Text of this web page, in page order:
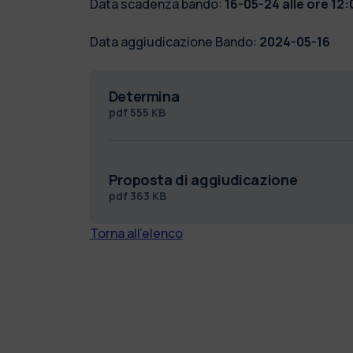
Data scadenza bando: 16-05-24 alle ore
Data aggiudicazione Bando: 2024-05-16
Determina
pdf 555 KB
Proposta di aggiudicazione
pdf 363 KB
Torna all'elenco